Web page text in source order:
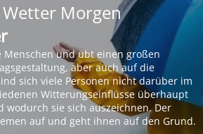
Wetter Morgen
Menschen und übt einen großen
aber auch auf die
sich viele Personen nicht darüber im
Witterungseinflüsse überhaupt
wodurch sie sich auszeichnen. Der
auf und geht ihnen auf den Grund.